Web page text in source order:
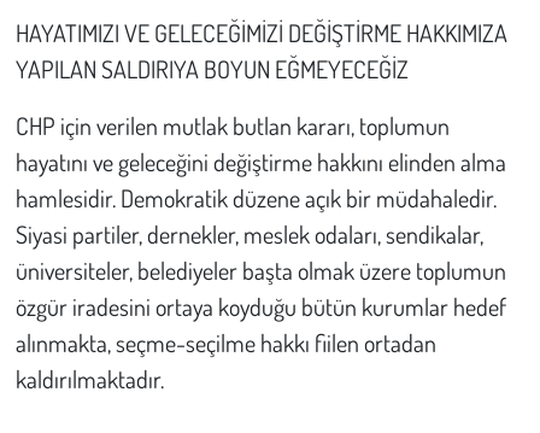
HAYATIMIZI VE GELECEĞİMİZİ DEĞİŞTİRME HAKKIMIZA
YAPILAN SALDIRIYA BOYUN EĞMEYECEĞİZ
CHP için verilen mutlak butlan kararı, toplumun
hayatını ve geleceğini değiştirme hakkını elinden alma
hamlesidir. Demokratik düzene açık bir müdahaledir.
Siyasi partiler, dernekler, meslek odaları, sendikalar,
üniversiteler, belediyeler başta olmak üzere toplumun
özgür iradesini ortaya koyduğu bütün kurumlar hedef
alınmakta, seçme-seçilme hakkı fiilen ortadan
kaldırılmaktadır.